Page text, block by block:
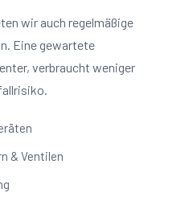
wir auch regelmäßige
Eine gewartete
verbraucht weniger
& Ventilen